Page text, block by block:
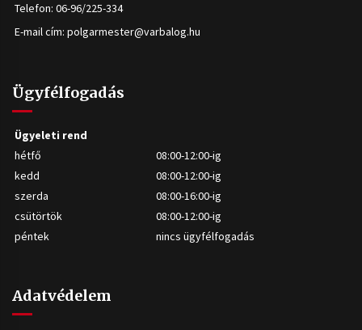
Telefon: 06-96/225-334
E-mail cím: polgarmester@varbalog.hu
Ügyfélfogadás
Ügyeleti rend
hétfő
08:00-12:00-ig
kedd
08:00-12:00-ig
szerda
08:00-16:00-ig
csütörtök
08:00-12:00-ig
péntek
nincs ügyfélfogadás
Adatvédelem